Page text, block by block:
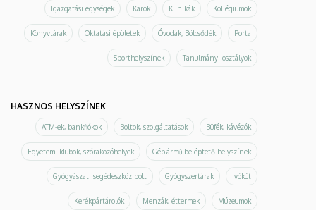
Igazgatási egységek Karok Klinikák Kollégiumok
Könyvtárak Oktatási épületek Óvodák, Bölcsődék Porta
Sporthelyszínek Tanulmányi osztályok
HASZNOS HELYSZÍNEK
ATM-ek, bankfiókok Boltok, szolgáltatások Büfék, kávézók
Egyetemi klubok, szórakozóhelyek Gépjármű beléptető helyszínek
Gyógyászati segédeszköz bolt Gyógyszertárak Ivókút
Kerékpártárolók Menzák, éttermek Múzeumok